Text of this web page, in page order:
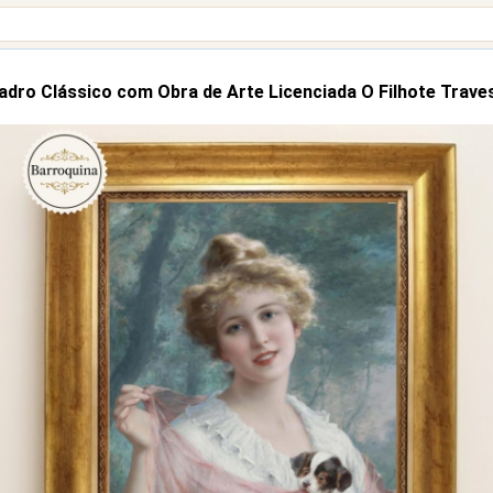
Clássico com Obra de Arte Licenciada O Filhote